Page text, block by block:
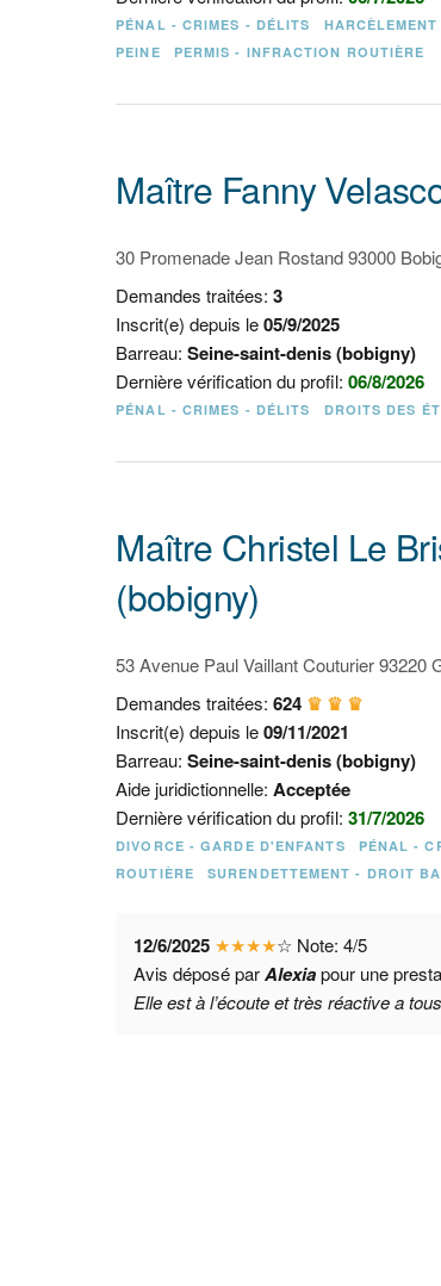
PÉNAL - CRIMES - DÉLITS HARCÈLEMENT
PEINE
PERMIS - INFRACTION ROUTIÈRE
Maître Fanny
30 Promenade Jean Rostand 93000
Demandes traitées:3
Inscrit(e) depuis le05/9/2025
Barreau:Seine-saint-denis (bobigny)
Dernière vérification du profil:06/8/2026
PÉNAL - CRIMES - DÉLITS DROITS DES
Maître Christel Le
(bobigny)
53 Avenue Paul Vaillant Couturier 93220
Demandes traitées:624 ♛ ♛ ♛
Inscrit(e) depuis le09/11/2021
Barreau:Seine-saint-denis (bobigny)
Aide juridictionnelle:Acceptée
Dernière vérification du profil:31/7/2026
DIVORCE - GARDE D'ENFANTS PÉNAL -
ROUTIÈRE
SURENDETTEMENT - DROIT
12/6/2025 ★★★★☆ Note:4/5
Avis déposé parAlexiapour une
Elle est à l’écoute et très réactive a tous